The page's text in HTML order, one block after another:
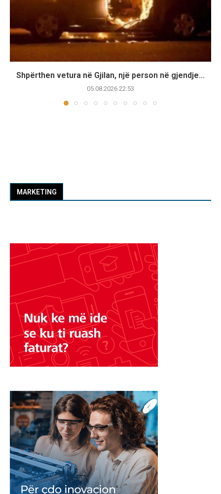
Shpërthen vetura në Gjilan, një person në gjendje...
05.08.2026 22:53
MARKETING